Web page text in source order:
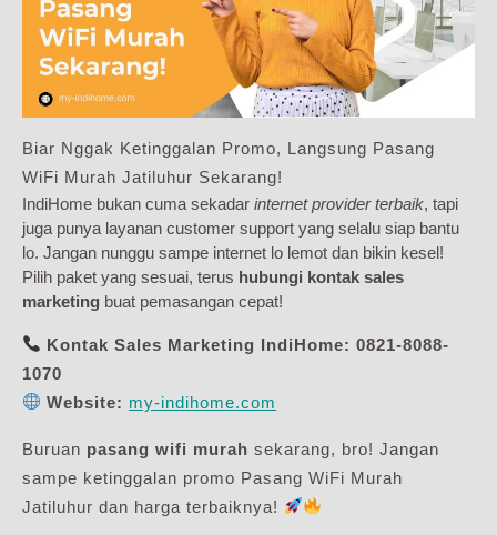
Biar Nggak Ketinggalan Promo, Langsung Pasang
WiFi Murah Jatiluhur Sekarang!
IndiHome bukan cuma sekadar internet provider terbaik, tapi
juga punya layanan customer support yang selalu siap bantu
lo. Jangan nunggu sampe internet lo lemot dan bikin kesel!
Pilih paket yang sesuai, terus hubungi kontak sales
marketing buat pemasangan cepat!
Kontak Sales Marketing IndiHome: 0821-8088-
1070
Website: my-indihome.com
Buruan pasang wifi murah sekarang, bro! Jangan
sampe ketinggalan promo Pasang WiFi Murah
Jatiluhur dan harga terbaiknya!